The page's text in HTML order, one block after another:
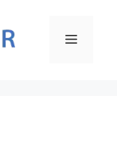
메